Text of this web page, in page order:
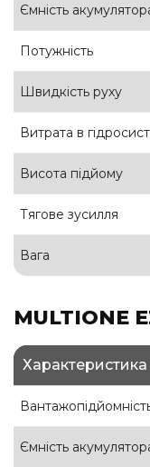
Ємність
Потужність
Швидкість руху
Витрата в
Висота підйому
Тягове зусилля
Вага
MULTIONE
Характеристика
Ємність